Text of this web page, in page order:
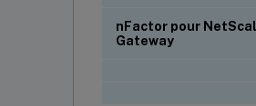
nFactor pour
Gateway